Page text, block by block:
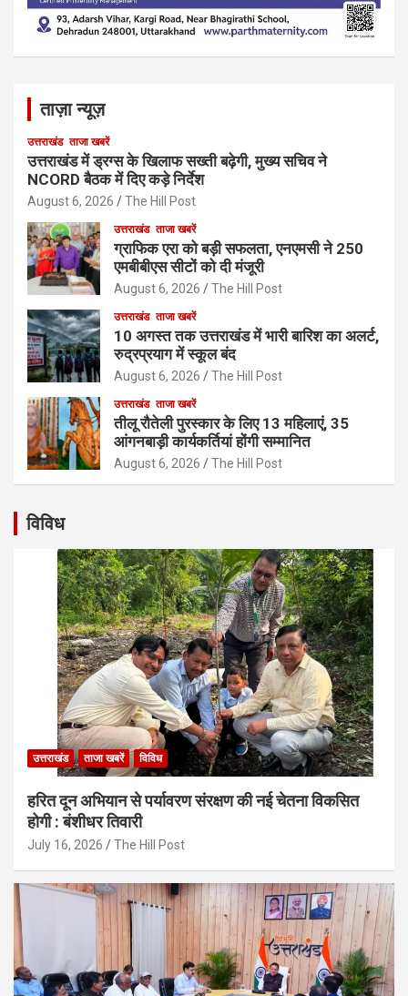
ताज़ा न्यूज़
उत्तराखंड ताजा खबरें
उत्तराखंड में ड्रग्स के खिलाफ सख्ती बढ़ेगी, मुख्य सचिव ने
NCORD बैठक में दिए कड़े निर्देश
August 6, 2026 The Hill Post
उत्तराखंड ताजा खबरें
ग्राफिक एरा को बड़ी सफलता, एनएमसी ने 250
एमबीबीएस सीटों को दी मंजूरी
August 6, 2026 The Hill Post
उत्तराखंड ताजा खबरें
10 अगस्त तक उत्तराखंड में भारी बारिश का अलर्ट,
रुद्रप्रयाग में स्कूल बंद
August 6, 2026 The Hill Post
उत्तराखंड ताजा खबरें
तीलू रौतेली पुरस्कार के लिए 13 महिलाएं, 35
आंगनबाड़ी कार्यकर्तियां होंगी सम्मानित
August 6, 2026 The Hill Post
विविध
उत्तराखंड ताजा खबरें विविध
हरित दून अभियान से पर्यावरण संरक्षण की नई चेतना विकसित
होगी : बंशीधर तिवारी
July 16, 2026 The Hill Post